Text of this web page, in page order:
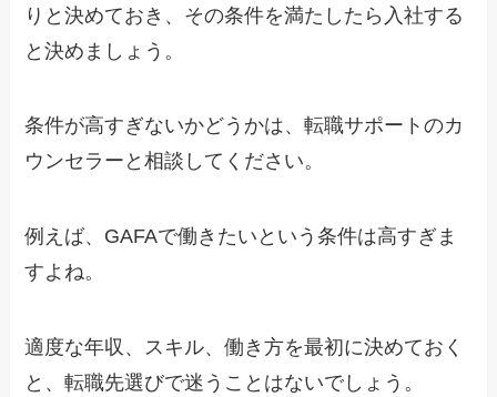
りと決めておき、その条件を満たしたら入社する
と決めましょう。
条件が高すぎないかどうかは、転職サポートのカ
ウンセラーと相談してください。
例えば、GAFAで働きたいという条件は高すぎま
すよね。
適度な年収、スキル、働き方を最初に決めておく
と、転職先選びで迷うことはないでしょう。